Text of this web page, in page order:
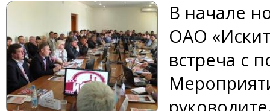
В начале
ОАО
встреча с